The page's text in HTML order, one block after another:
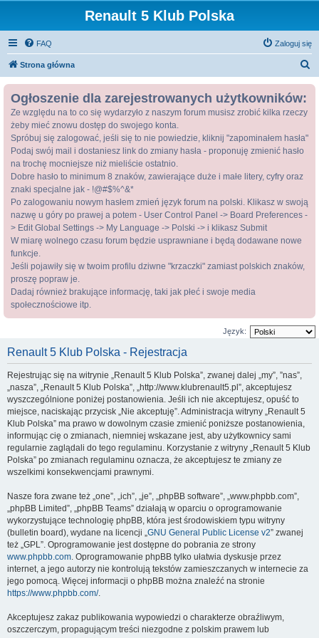
Renault 5 Klub Polska
FAQ Zaloguj się
Strona główna
Ogłoszenie dla zarejestrowanych użytkowników:
Ze względu na to co się wydarzyło z naszym forum musisz zrobić kilka rzeczy
żeby mieć znowu dostęp do swojego konta.
Spróbuj się zalogować, jeśli się to nie powiedzie, kliknij "zapominałem hasła"
Podaj swój mail i dostaniesz link do zmiany hasła - proponuję zmienić hasło
na trochę mocniejsze niż mieliście ostatnio.
Dobre hasło to minimum 8 znaków, zawierające duże i małe litery, cyfry oraz
znaki specjalne jak - !@#$%^&*
Po zalogowaniu nowym hasłem zmień język forum na polski. Klikasz w swoją
nazwę u góry po prawej a potem - User Control Panel -> Board Preferences -
> Edit Global Settings -> My Language -> Polski -> i klikasz Submit
W miarę wolnego czasu forum będzie usprawniane i będą dodawane nowe
funkcje.
Jeśli pojawiły się w twoim profilu dziwne "krzaczki" zamiast polskich znaków,
proszę popraw je.
Dadaj również brakujące informację, taki jak płeć i swoje media
społecznościowe itp.
Język:
Renault 5 Klub Polska - Rejestracja
Rejestrując się na witrynie „Renault 5 Klub Polska”, zwanej dalej „my”, ”nas”,
„nasza”, „Renault 5 Klub Polska”, „http://www.klubrenault5.pl”, akceptujesz
wyszczególnione poniżej postanowienia. Jeśli ich nie akceptujesz, opuść to
miejsce, naciskając przycisk „Nie akceptuję”. Administracja witryny „Renault 5
Klub Polska” ma prawo w dowolnym czasie zmienić poniższe postanowienia,
informując cię o zmianach, niemniej wskazane jest, aby użytkownicy sami
regularnie zaglądali do tego regulaminu. Korzystanie z witryny „Renault 5 Klub
Polska” po zmianach regulaminu oznacza, że akceptujesz te zmiany ze
wszelkimi konsekwencjami prawnymi.
Nasze fora zwane też „one”, „ich”, „je”, „phpBB software”, „www.phpbb.com”,
„phpBB Limited”, „phpBB Teams” działają w oparciu o oprogramowanie
wykorzystujące technologię phpBB, która jest środowiskiem typu witryny
(bulletin board), wydane na licencji „GNU General Public License v2” zwanej
też „GPL”. Oprogramowanie jest dostępne do pobrania ze strony
www.phpbb.com. Oprogramowanie phpBB tylko ułatwia dyskusje przez
internet, a jego autorzy nie kontrolują tekstów zamieszczanych w internecie za
jego pomocą. Więcej informacji o phpBB można znaleźć na stronie
https://www.phpbb.com/.
Akceptujesz zakaz publikowania wypowiedzi o charakterze obraźliwym,
oszczerczym, propagującym treści niezgodne z polskim prawem lub